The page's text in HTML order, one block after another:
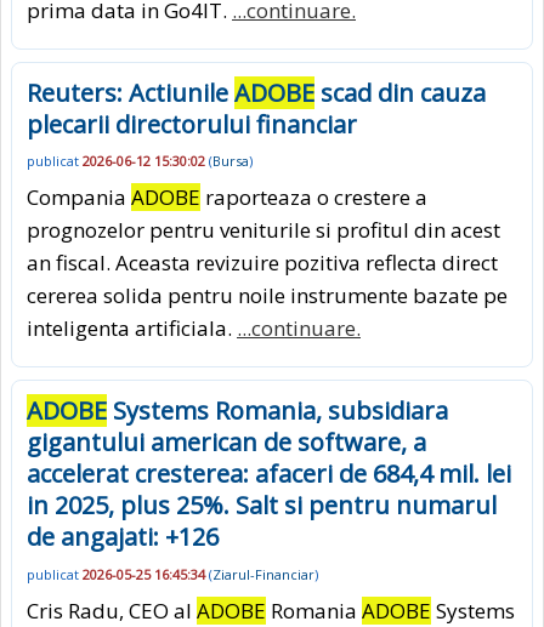
prima data in Go4IT. ...continuare.
Reuters: ActiunileADOBE scad din cauza
plecarii directorului financiar
publicat 2026-06-12 15:30:02 (Bursa)
Compania ADOBE raporteaza o crestere a
prognozelor pentru veniturile si profitul din acest
an fiscal. Aceasta revizuire pozitiva reflecta direct
cererea solida pentru noile instrumente bazate pe
inteligenta artificiala. ...continuare.
ADOBE Systems Romania, subsidiara
gigantului american de software, a
accelerat cresterea: afaceri de 684,4 mil. lei
in 2025, plus 25%. Salt si pentru numarul
de angajati: +126
publicat 2026-05-25 16:45:34(Ziarul-Financiar)
Cris Radu, CEO al ADOBE Romania ADOBE Systems